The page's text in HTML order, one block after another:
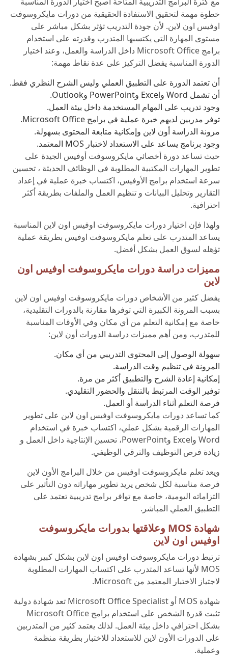
خطوة مهمة لتحقيق الاستفادة الحقيقية من دورات مايكروسوفت
اوفيس اون لاين. لأن جودة التدريب تؤثر بشكل مباشر على
مستوى المهارة التي يكتسبها المتدرب وقدرته على استخدام
برامج Microsoft Office داخل الدراسة والعمل، وعند اختيار
الدورة المناسبة يفضل التركيز على عدة نقاط مهمة:
أن تعتمد الدورة على التطبيق العملي وليس الشرح النظري فقط.
أن تشمل Word وExcel وPowerPoint وOutlook.
وجود تدريب على المهام المستخدمة داخل بيئة العمل.
توفر مدربين لديهم خبرة عملية في برامج Microsoft Office.
مرونة الدراسة أون لاين وإمكانية متابعة المحتوى بسهولة.
وجود برنامج يساعد على الاستعداد لاختبار MOS المعتمد.
حيث تساعد دورة أخصائي مايكروسوفت أوفيس الجيدة على
تطوير المهارات المكتبية المطلوبة في الوظائف الحديثة ، تحسين
سرعة استخدام برامج الأوفيس، اكتساب خبرة عملية في إعداد
التقارير وتحليل البيانات و تنظيم العمل والملفات بطريقة أكثر
احترافية.
ولهذا فإن اختيار دورات مايكروسوفت اوفيس اون لاين المناسبة
يساعد المتدرب على تعلم مايكروسوفت اوفيس بطريقة عملية
تؤهله لسوق العمل بشكل أفضل.
مميزات دراسة دورات مايكروسوفت اوفيس اون
لاين
يفضل كثير من الأشخاص دورات مايكروسوفت اوفيس اون لاين
بسبب المرونة الكبيرة التي توفرها مقارنة بالدورات التقليدية،
خاصة مع إمكانية التعلم من أي مكان وفي الأوقات المناسبة
للمتدرب، ومن أهم مميزات دراسة الدورات أون لاين:
سهولة الوصول إلى المحتوى التدريبي من أي مكان.
المرونة في تنظيم وقت الدراسة.
إمكانية إعادة الشرح والتطبيق أكثر من مرة.
توفير الوقت المرتبط بالتنقل والحضور التقليدي.
فرصة التعلم أثناء الدراسة أو العمل.
كما تساعد دورات مايكروسوفت اوفيس اون لاين على تطوير
المهارات الرقمية بشكل عملي، اكتساب خبرة في استخدام
Word وExcel وPowerPoint، تحسين الإنتاجية داخل العمل و
زيادة فرص التوظيف والترقي الوظيفي.
ويعد تعلم مايكروسوفت اوفيس من خلال البرامج الأون لاين
فرصة مناسبة لكل شخص يريد تطوير مهاراته دون التأثير على
التزاماته اليومية، خاصة مع توافر برامج تدريبية تعتمد على
التطبيق العملي المباشر.
شهادة MOS وعلاقتها بدورات مايكروسوفت
اوفيس اون لاين
ترتبط دورات مايكروسوفت اوفيس اون لاين بشكل كبير بشهادة
MOS لأنها تساعد المتدرب على اكتساب المهارات المطلوبة
لاجتياز الاختبار المعتمد من Microsoft.
شهادة MOS أو Microsoft Office Specialist تعد شهادة دولية
تثبت قدرة الشخص على استخدام برامج Microsoft Office
بشكل احترافي داخل بيئة العمل. لذلك يعتمد كثير من المتدربين
على الدورات الأون لاين للاستعداد للاختبار بطريقة منظمة
وعملية.